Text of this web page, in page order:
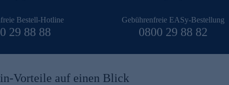
Bestell-Hotline
29 88 88
Gebührenfreie EASy-Bestellung
0800 29 88 82
Vorteile auf einen Blick